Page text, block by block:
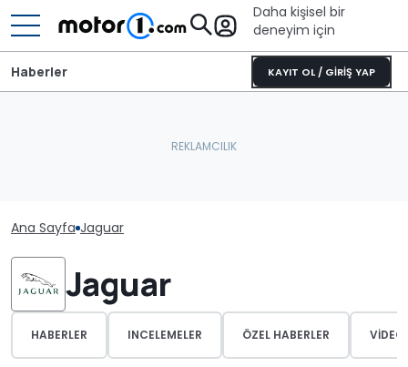
Daha kişisel bir
deneyim için
KAYIT OL / GİRİŞ YAP
Haberler
Ana Sayfa Jaguar
Jaguar
HABERLER INCELEMELER ÖZEL HABERLER